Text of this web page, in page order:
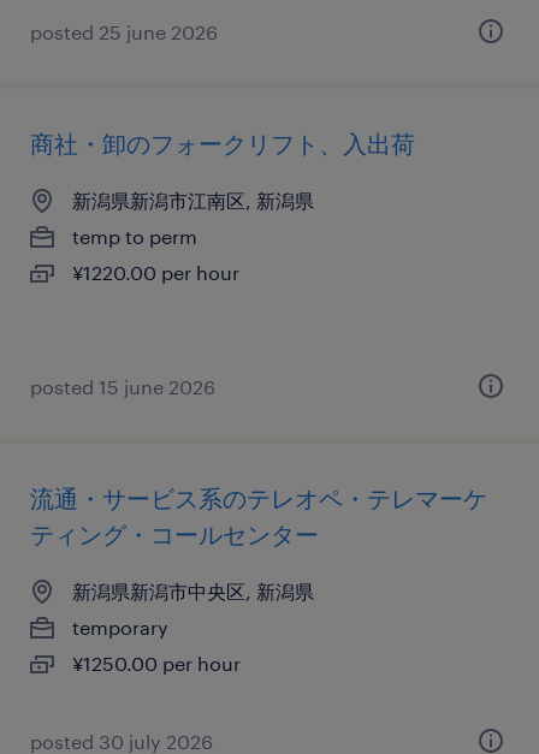
posted 25 june 2026
商社・卸のフォークリフト、入出荷
新潟県新潟市江南区, 新潟県
temp to perm
¥1220.00 per hour
posted 15 june 2026
流通・サービス系のテレオペ・テレマーケ
ティング・コールセンター
新潟県新潟市中央区, 新潟県
temporary
¥1250.00 per hour
posted 30 july 2026